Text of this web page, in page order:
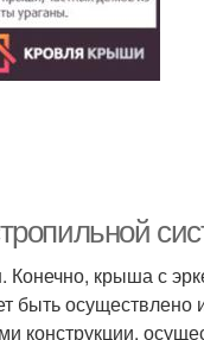
Конечно, крыша с
быть осуществлено
конструкции,